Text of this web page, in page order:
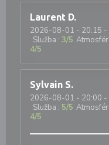
Laurent D
2026-08-01 - 20:15 -
Služba : 3/5
4/5
Sylvain S
2026-08-01 - 20:00 -
Služba : 5/5
4/5